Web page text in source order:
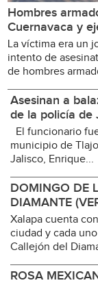
Hombres
Cuernavaca y
La víctima era un
intento de
de hombres
Asesinan a
de la policía de
El funcionario
municipio de
Jalisco, Enrique...
DOMINGO DE
DIAMANTE
Xalapa cuenta
ciudad y cada
Callejón del
ROSA